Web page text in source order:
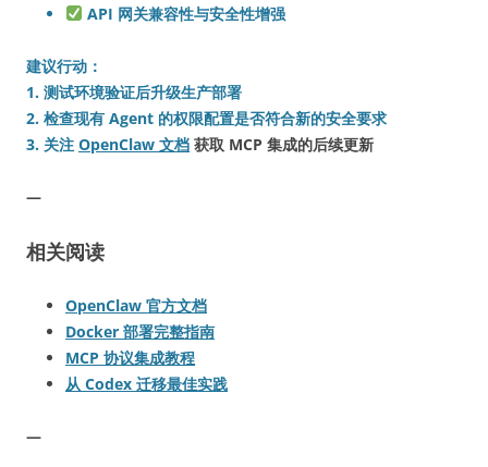
API 网关兼容性与安全性增强
建议行动 ：
1. 测试环境验证后升级生产部署
2. 检查现有 Agent 的权限配置是否符合新的安全要求
3. 关注 OpenClaw 文档 获取 MCP 集成的后续更新
—
相关阅读
OpenClaw 官方文档
Docker 部署完整指南
MCP 协议集成教程
从 Codex 迁移最佳实践
—